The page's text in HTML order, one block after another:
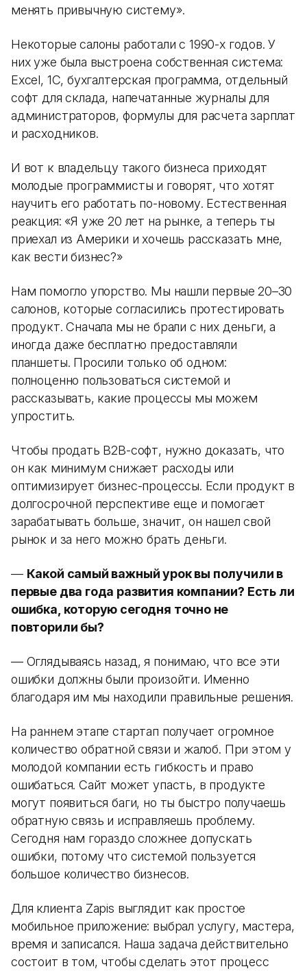
менять привычную систему».
Некоторые салоны работали с 1990-х годов. У
них уже была выстроена собственная система:
Excel, 1С, бухгалтерская программа, отдельный
софт для склада, напечатанные журналы для
администраторов, формулы для расчета зарплат
и расходников.
И вот к владельцу такого бизнеса приходят
молодые программисты и говорят, что хотят
научить его работать по-новому. Естественная
реакция: «Я уже 20 лет на рынке, а теперь ты
приехал из Америки и хочешь рассказать мне,
как вести бизнес?»
Нам помогло упорство. Мы нашли первые 20–30
салонов, которые согласились протестировать
продукт. Сначала мы не брали с них деньги, а
иногда даже бесплатно предоставляли
планшеты. Просили только об одном:
полноценно пользоваться системой и
рассказывать, какие процессы мы можем
упростить.
Чтобы продать B2B-софт, нужно доказать, что
он как минимум снижает расходы или
оптимизирует бизнес-процессы. Если продукт в
долгосрочной перспективе еще и помогает
зарабатывать больше, значит, он нашел свой
рынок и за него можно брать деньги.
— Какой самый важный урок вы получили в
первые два года развития компании? Есть ли
ошибка, которую сегодня точно не
повторили бы?
— Оглядываясь назад, я понимаю, что все эти
ошибки должны были произойти. Именно
благодаря им мы находили правильные решения.
На раннем этапе стартап получает огромное
количество обратной связи и жалоб. При этом у
молодой компании есть гибкость и право
ошибаться. Сайт может упасть, в продукте
могут появиться баги, но ты быстро получаешь
обратную связь и исправляешь проблему.
Сегодня нам гораздо сложнее допускать
ошибки, потому что системой пользуется
большое количество бизнесов.
Для клиента Zapis выглядит как простое
мобильное приложение: выбрал услугу, мастера,
время и записался. Наша задача действительно
состоит в том, чтобы сделать этот процесс